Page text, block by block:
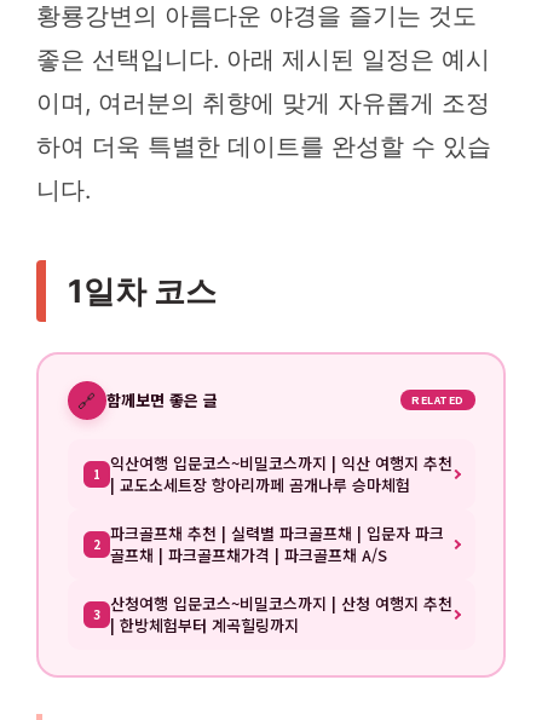
황룡강변의 아름다운 야경을 즐기는 것도
좋은 선택입니다. 아래 제시된 일정은 예시
이며, 여러분의 취향에 맞게 자유롭게 조정
하여 더욱 특별한 데이트를 완성할 수 있습
니다.
1일차 코스
🔗 함께보면 좋은 글 RELATED
1 익산여행 입문코스~비밀코스까지 | 익산 여행지 추천
| 교도소세트장 항아리까페 곰개나루 승마체험
2 파크골프채 추천 | 실력별 파크골프채 | 입문자 파크
골프채 | 파크골프채가격 | 파크골프채 A/S
3 산청여행 입문코스~비밀코스까지 | 산청 여행지 추천
| 한방체험부터 계곡힐링까지